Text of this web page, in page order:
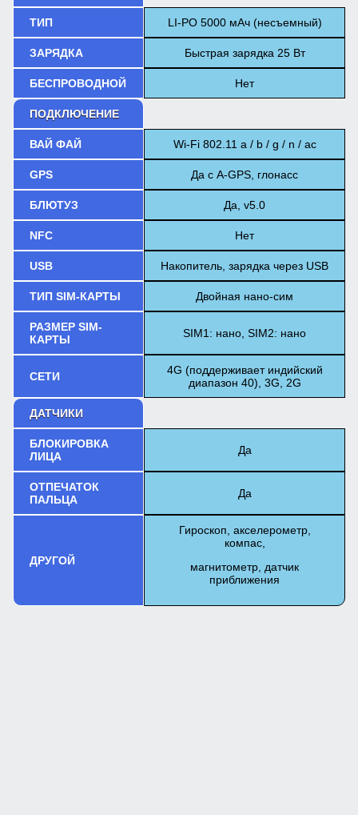
ТИП LI-PO 5000 мАч (несъемный)
ЗАРЯДКА Быстрая зарядка 25 Вт
БЕСПРОВОДНОЙ Нет
ПОДКЛЮЧЕНИЕ
ВАЙ ФАЙ Wi-Fi 802.11 a / b / g / n / ac
GPS Да с A-GPS, глонасс
БЛЮТУЗ Да, v5.0
NFC Нет
USB Накопитель, зарядка через USB
ТИП SIM-КАРТЫ Двойная нано-сим
РАЗМЕР SIM-
КАРТЫ
SIM1: нано, SIM2: нано
СЕТИ
4G (поддерживает индийский
диапазон 40), 3G, 2G
ДАТЧИКИ
БЛОКИРОВКА
ЛИЦА
Да
ОТПЕЧАТОК
ПАЛЬЦА
Да
ДРУГОЙ
Гироскоп, акселерометр,
компас,
магнитометр, датчик
приближения